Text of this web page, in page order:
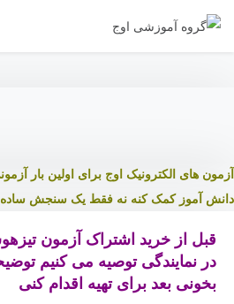
آزمون های الکترونیک اوج برای اولین بار
دانش آموز کمک کنه نه فقط یک سنجش ساده
قبل از خرید اشتراک آزمون
در نمایندگی توصیه می کنیم
بخونی بعد برای تهیه اقدام کنی